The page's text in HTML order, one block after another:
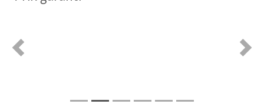
Retour En